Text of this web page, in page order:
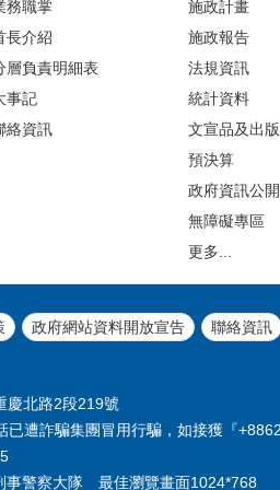
務職掌
長介紹
層負責明細表
事記
絡資訊
施政計畫
施政報告
法規資訊
統計資料
文宣品及出
預決算
政府資訊公開
無障礙專區
更多...
政府網站資料開放宣告 聯絡資訊
慶北路2段219號
遭詐騙集團冒用行騙，如接獲『
事警察大隊 最佳瀏覽畫面1024*768